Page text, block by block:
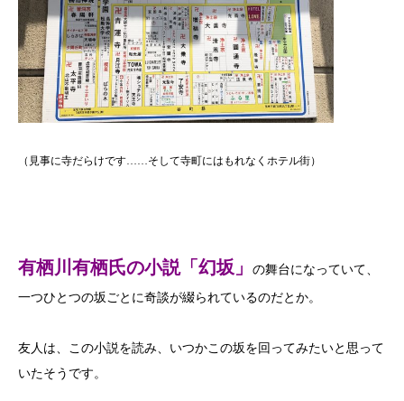
（見事に寺だらけです……そして寺町にはもれなくホテル街）
有栖川有栖氏の小説「幻坂」 の舞台になっていて、
一つひとつの坂ごとに奇談が綴られているのだとか。
友人は、この小説を読み、いつかこの坂を回ってみたいと思って
いたそうです。